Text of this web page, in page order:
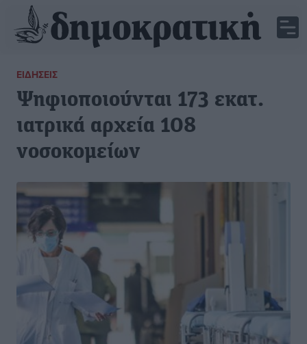
ΕΙΔΉΣΕΙΣ
Ψηφιοποιούνται 173 εκατ.
ιατρικά αρχεία 108
νοσοκομείων